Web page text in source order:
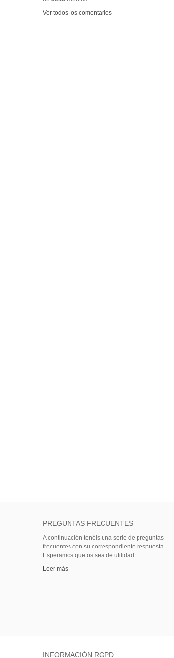
Ver todos los comentarios
PREGUNTAS FRECUENTES
A continuación tenéis una serie de preguntas
frecuentes con su correspondiente respuesta.
Esperamos que os sea de utilidad.
Leer más
INFORMACIÓN RGPD